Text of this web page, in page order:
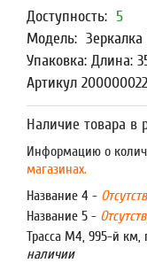
Доступность: 5
Модель:
Упаковка: Длина:
Артикул
Наличие товара в
Информацию о
магазинах.
Название 4 -
Название 5 -
Трасса М4, 995-й км,
наличии